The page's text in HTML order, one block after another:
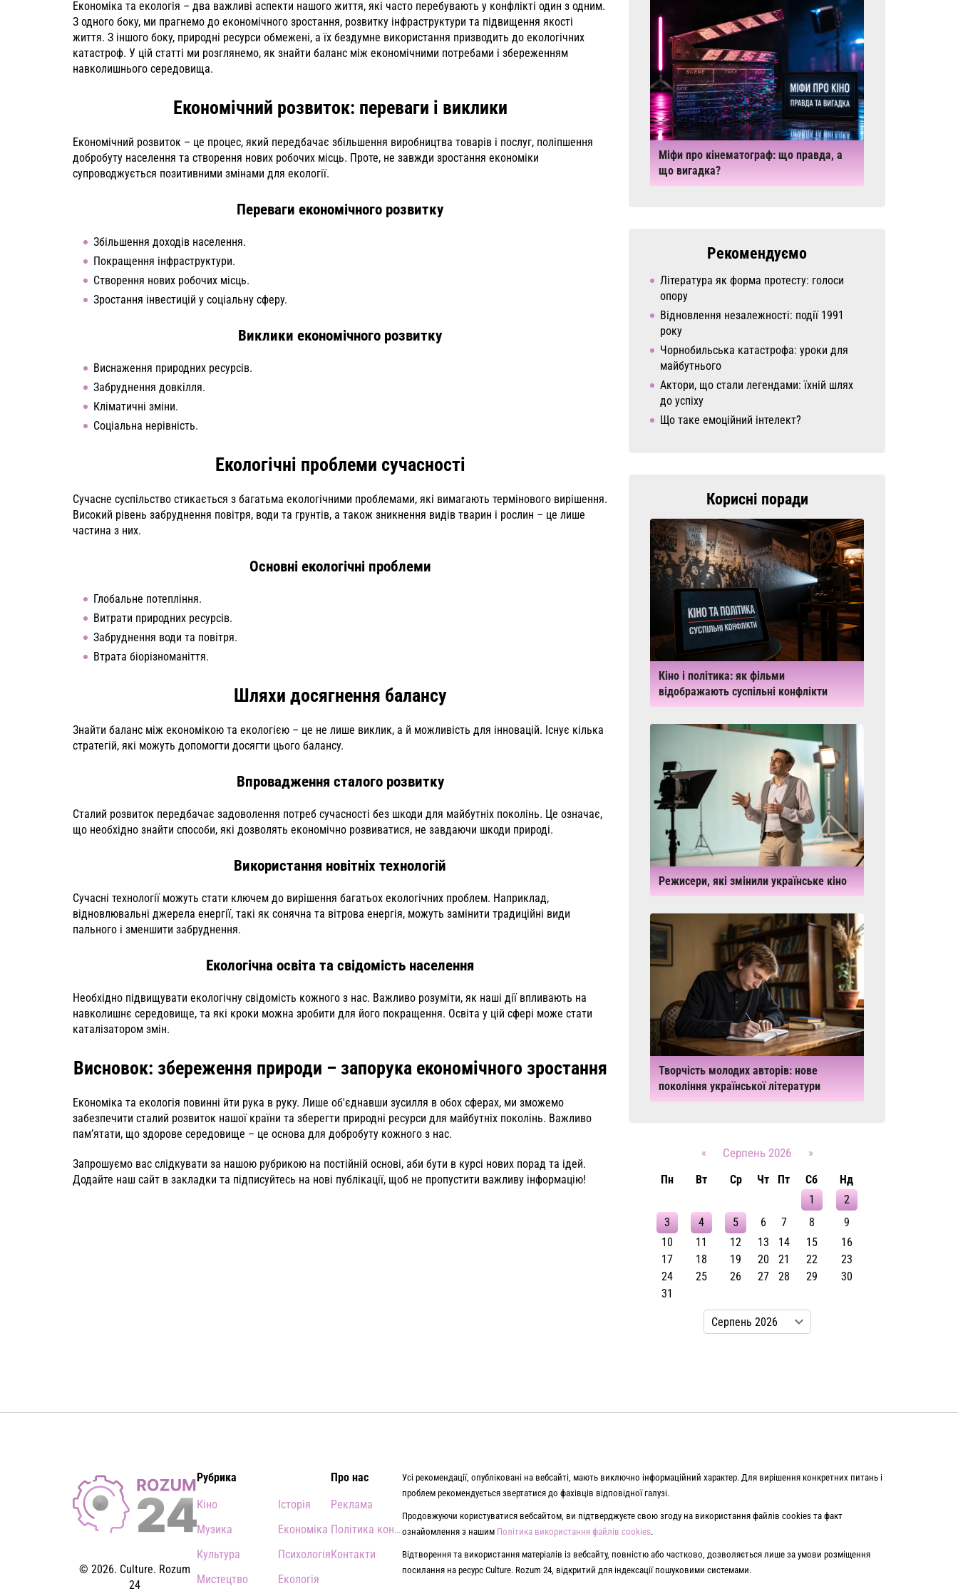
Економіка та екологія – два важливі аспекти нашого життя, які часто перебувають у конфлікті один з одним.
З одного боку, ми прагнемо до економічного зростання, розвитку інфраструктури та підвищення якості
життя. З іншого боку, природні ресурси обмежені, а їх бездумне використання призводить до екологічних
катастроф. У цій статті ми розглянемо, як знайти баланс між економічними потребами і збереженням
навколишнього середовища.
Економічний розвиток: переваги і виклики
Економічний розвиток – це процес, який передбачає збільшення виробництва товарів і послуг, поліпшення
добробуту населення та створення нових робочих місць. Проте, не завжди зростання економіки
супроводжується позитивними змінами для екології.
Переваги економічного розвитку
Збільшення доходів населення.
Покращення інфраструктури.
Створення нових робочих місць.
Зростання інвестицій у соціальну сферу.
Виклики економічного розвитку
Виснаження природних ресурсів.
Забруднення довкілля.
Кліматичні зміни.
Соціальна нерівність.
Екологічні проблеми сучасності
Сучасне суспільство стикається з багатьма екологічними проблемами, які вимагають термінового вирішення.
Високий рівень забруднення повітря, води та грунтів, а також зникнення видів тварин і рослин – це лише
частина з них.
Основні екологічні проблеми
Глобальне потепління.
Витрати природних ресурсів.
Забруднення води та повітря.
Втрата біорізноманіття.
Шляхи досягнення балансу
Знайти баланс між економікою та екологією – це не лише виклик, а й можливість для інновацій. Існує кілька
стратегій, які можуть допомогти досягти цього балансу.
Впровадження сталого розвитку
Сталий розвиток передбачає задоволення потреб сучасності без шкоди для майбутніх поколінь. Це означає,
що необхідно знайти способи, які дозволять економічно розвиватися, не завдаючи шкоди природі.
Використання новітніх технологій
Сучасні технології можуть стати ключем до вирішення багатьох екологічних проблем. Наприклад,
відновлювальні джерела енергії, такі як сонячна та вітрова енергія, можуть замінити традиційні види
пального і зменшити забруднення.
Екологічна освіта та свідомість населення
Необхідно підвищувати екологічну свідомість кожного з нас. Важливо розуміти, як наші дії впливають на
навколишнє середовище, та які кроки можна зробити для його покращення. Освіта у цій сфері може стати
каталізатором змін.
Висновок: збереження природи – запорука економічного зростання
Економіка та екологія повинні йти рука в руку. Лише об'єднавши зусилля в обох сферах, ми зможемо
забезпечити сталий розвиток нашої країни та зберегти природні ресурси для майбутніх поколінь. Важливо
пам’ятати, що здорове середовище – це основа для добробуту кожного з нас.
Запрошуємо вас слідкувати за нашою рубрикою на постійній основі, аби бути в курсі нових порад та ідей.
Додайте наш сайт в закладки та підписуйтесь на нові публікації, щоб не пропустити важливу інформацію!
Міфи про кінематограф: що правда, а
що вигадка?
Рекомендуємо
Література як форма протесту: голоси
опору
Відновлення незалежності: події 1991
року
Чорнобильська катастрофа: уроки для
майбутнього
Актори, що стали легендами: їхній шлях
до успіху
Що таке емоційний інтелект?
Корисні поради
Кіно і політика: як фільми
відображають суспільні конфлікти
Режисери, які змінили українське кіно
Творчість молодих авторів: нове
покоління української літератури
« Серпень 2026
»
Пн
Вт Ср Чт Пт Сб
Нд
1
2
3
4 5 6 7 8
9
10
11 12 13 14 15
16
17
18 19 20 21 22
23
24
25 26 27 28 29
30
31
© 2026. Culture. Rozum
24
Рубрика
Кіно
Музика
Культура
Мистецтво
Історія
Економіка
Психологія
Екологія
Про нас
Реклама
Політика конфіденційності
Контакти
Усі рекомендації, опубліковані на вебсайті, мають виключно інформаційний характер. Для вирішення конкретних питань і
проблем рекомендується звертатися до фахівців відповідної галузі.
Продовжуючи користуватися вебсайтом, ви підтверджуєте свою згоду на використання файлів cookies та факт
ознайомлення з нашим Політика використання файлів cookies.
Відтворення та використання матеріалів із вебсайту, повністю або частково, дозволяється лише за умови розміщення
посилання на ресурс Culture. Rozum 24, відкритий для індексації пошуковими системами.